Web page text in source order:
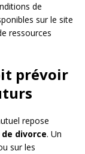
de
sur le site
ressources
prévoir
repose
divorce. Un
sur les